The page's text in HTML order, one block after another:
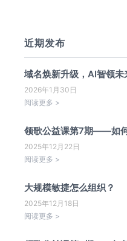
近期发布
域名焕新升级，AI智领未
2026年1月30日
阅读更多 >
领歌公益课第7期——如
2025年12月22日
阅读更多 >
大规模敏捷怎么组织？
2025年12月18日
阅读更多 >